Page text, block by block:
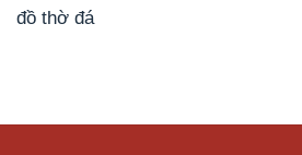
đồ thờ đá